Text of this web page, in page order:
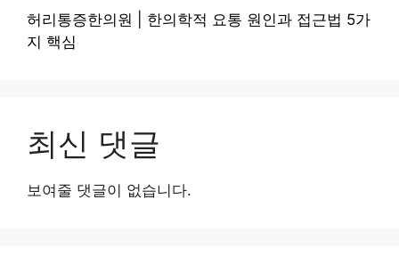
허리통증한의원 | 한의학적 요통 원인과 접근법 5가
지 핵심
최신 댓글
보여줄 댓글이 없습니다.